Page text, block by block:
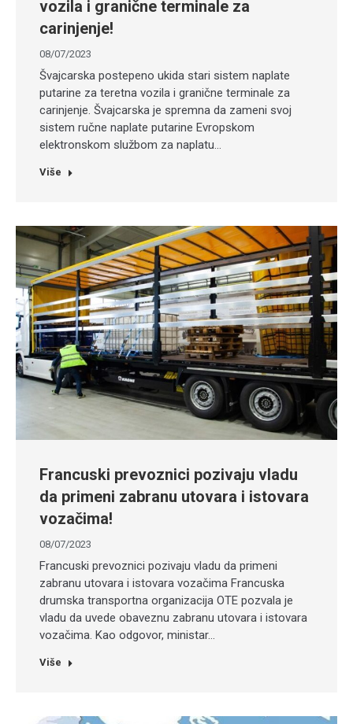
vozila i granične terminale za
carinjenje!
08/07/2023
Švajcarska postepeno ukida stari sistem naplate
putarine za teretna vozila i granične terminale za
carinjenje. Švajcarska je spremna da zameni svoj
sistem ručne naplate putarine Evropskom
elektronskom službom za naplatu…
Više
Francuski prevoznici pozivaju vladu
da primeni zabranu utovara i istovara
vozačima!
08/07/2023
Francuski prevoznici pozivaju vladu da primeni
zabranu utovara i istovara vozačima Francuska
drumska transportna organizacija OTE pozvala je
vladu da uvede obaveznu zabranu utovara i istovara
vozačima. Kao odgovor, ministar…
Više